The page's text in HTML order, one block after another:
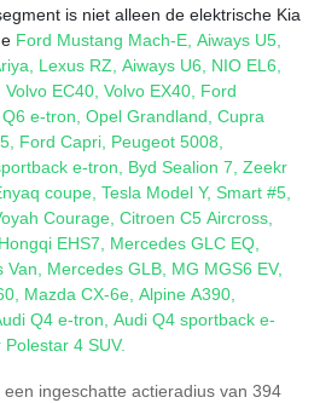
is niet alleen de elektrische Kia
Ford Mustang Mach-E, Aiways U5,
, Lexus RZ, Aiways U6, NIO EL6,
Volvo EC40, Volvo EX40, Ford
e-tron, Opel Grandland, Cupra
, Ford Capri, Peugeot 5008,
e-tron, Byd Sealion 7, Zeekr
coupe, Tesla Model Y, Smart #5,
Courage, Citroen C5 Aircross,
Hongqi EHS7, Mercedes GLC EQ,
Van, Mercedes GLB, MG MGS6 EV,
, Mazda CX-6e, Alpine A390,
Q4 e-tron, Audi Q4 sportback e-
Polestar 4 SUV.
ingeschatte actieradius van 394